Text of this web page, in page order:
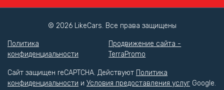
© 2026 LikeCars. Все права защищены
Политика
конфиденциальности
Продвижение сайта -
TerraPromo
Сайт защищен reCAPTCHA. Действуют Политика
конфиденциальности и Условия предоставления услуг Google.